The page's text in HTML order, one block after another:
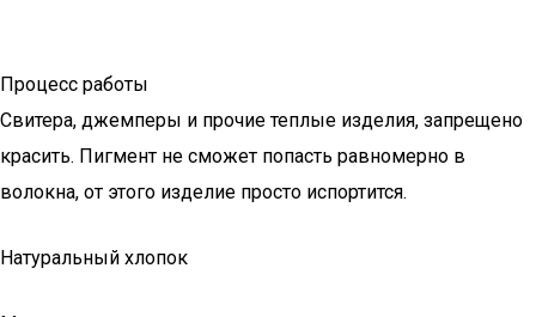
Процесс работы
Свитера, джемперы и прочие теплые изделия, запрещено
красить. Пигмент не сможет попасть равномерно в
волокна, от этого изделие просто испортится.
Натуральный хлопок